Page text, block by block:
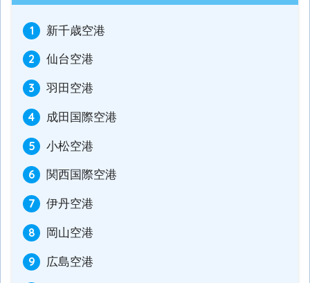
新千歳空港
仙台空港
羽田空港
成田国際空港
小松空港
関西国際空港
伊丹空港
岡山空港
広島空港